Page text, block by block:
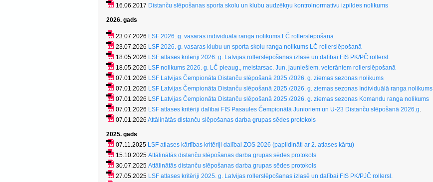
16.06.2017 Distanču slēpošanas sporta skolu un klubu audzēkņu kontrolnormatīvu izpildes nolikums
2026. gads
23.07.2026 LSF 2026. g. vasaras individuālā ranga nolikums LČ rollerslēpošanā
23.07.2026 LSF 2026. g. vasaras klubu un sporta skolu ranga nolikums LČ rollerslēpošanā
18.05.2026 LSF atlases kritēriji 2026. g. Latvijas rollerslēpošanas izlasē un dalībai FIS PK/PČ rollersl.
18.05.2026 LSF nolikums 2026. g. LČ pieaug., meistarsac. Jun, jauniešiem, veterāniem rollerslēpošanā
07.01.2026 LSF Latvijas Čempionāta Distanču slēpošanā 2025./2026. g. ziemas sezonas nolikums
07.01.2026 LSF Latvijas Čempionāta Distanču slēpošanā 2025./2026. g. ziemas sezonas Individuālā ranga nolikums
07.01.2026 LSF Latvijas Čempionāta Distanču slēpošanā 2025./2026. g. ziemas sezonas Komandu ranga nolikums
07.01.2026 LSF atlases kritēriji dalībai FIS Pasaules Čempionātā Junioriem un U-23 Distanču slēpošanā 2026.g.
07.01.2026 Attālinātās distanču slēpošanas darba grupas sēdes protokols
2025. gads
07.11.2025 LSF atlases kārtības kritēriji dalībai ZOS 2026 (papildināti ar 2. atlases kārtu)
15.10.2025 Attālinātās distanču slēpošanas darba grupas sēdes protokols
30.07.2025 Attālinātās distanču slēpošanas darba grupas sēdes protokols
27.05.2025 LSF atlases kritēriji 2025. g. Latvijas rollerslēpošanas izlasē un dalībai FIS PK/PJČ rollersl.